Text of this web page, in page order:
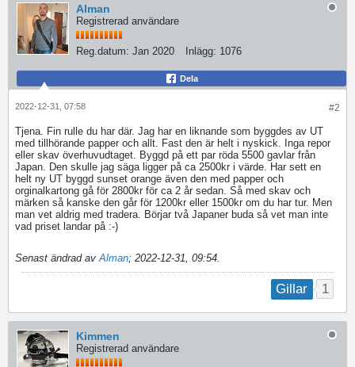
Alman
Registrerad användare
Reg.datum: Jan 2020 Inlägg: 1076
Dela
#2
2022-12-31, 07:58
Tjena. Fin rulle du har där. Jag har en liknande som byggdes av UT
med tillhörande papper och allt. Fast den är helt i nyskick. Inga repor
eller skav överhuvudtaget. Byggd på ett par röda 5500 gavlar från
Japan. Den skulle jag säga ligger på ca 2500kr i värde. Har sett en
helt ny UT byggd sunset orange även den med papper och
orginalkartong gå för 2800kr för ca 2 år sedan. Så med skav och
märken så kanske den går för 1200kr eller 1500kr om du har tur. Men
man vet aldrig med tradera. Börjar två Japaner buda så vet man inte
vad priset landar på :-)
Senast ändrad avAlman; 2022-12-31, 09:54.
Gillar 1
Kimmen
Registrerad användare